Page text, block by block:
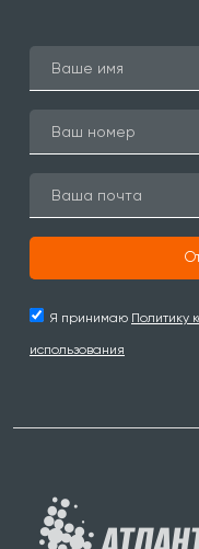
Я принимаю Политику
использования